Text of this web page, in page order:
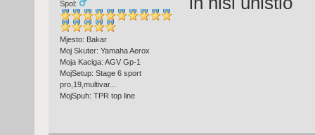
Spol:
Mjesto: Bakar
Moj Skuter: Yamaha Aerox
Moja Kaciga: AGV Gp-1
MojSetup: Stage 6 sport
pro,19,multivar...
MojSpuh: TPR top line